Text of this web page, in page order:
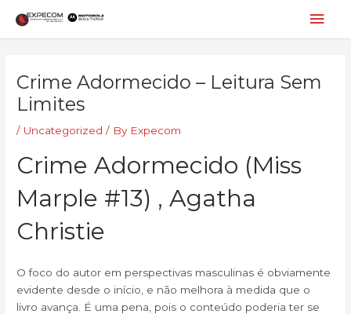
content
Crime Adormecido – Leitura Sem
Limites
/ Uncategorized / By Expecom
Crime Adormecido (Miss
Marple #13) , Agatha
Christie
O foco do autor em perspectivas masculinas é obviamente
evidente desde o início, e não melhora à medida que o
livro avança. É uma pena, pois o conteúdo poderia ter se